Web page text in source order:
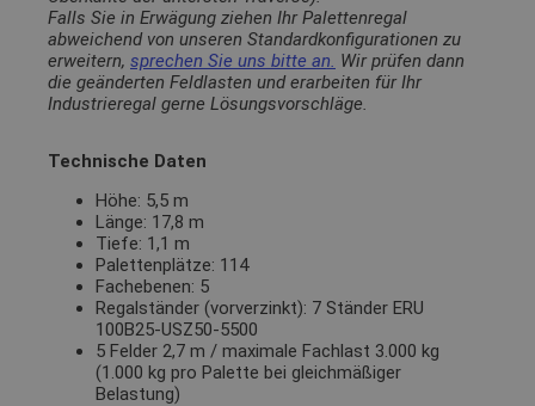
Falls Sie in Erwägung ziehen Ihr Palettenregal
abweichend von unseren Standardkonfigurationen zu
erweitern, sprechen Sie uns bitte an. Wir prüfen dann
die geänderten Feldlasten und erarbeiten für Ihr
Industrieregal gerne Lösungsvorschläge.
Technische Daten
Höhe: 5,5 m
Länge: 17,8 m
Tiefe: 1,1 m
Palettenplätze: 114
Fachebenen: 5
Regalständer (vorverzinkt): 7 Ständer ERU
100B25-USZ50-5500
5 Felder 2,7 m / maximale Fachlast 3.000 kg
(1.000 kg pro Palette bei gleichmäßiger
Belastung)